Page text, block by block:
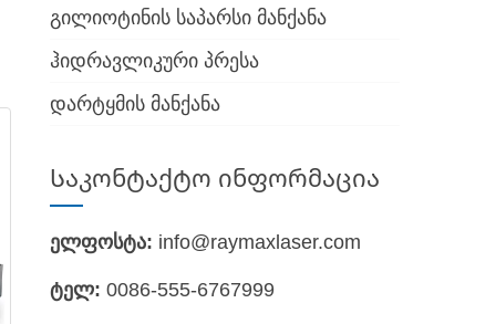
ბოჭკოვანი ლაზერის სხივთან
ზედაპირის დასრულება. როდესაც
რითაც მიიღწევა ჭრის მიზანი.
მაღალი ხარისხი.
და ამავე დროს
სტაბილური შესრულება,
გილიოტინის საპარსი მანქანა
ჰიდრავლიკური პრესა
დარტყმის მანქანა
Საკონტაქტო ინფორმაცია
ელფოსტა: info@raymaxlaser.com
ტელ: 0086-555-6767999